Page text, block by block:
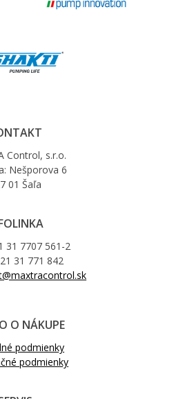
Control, s.r.o.
Nešporova 6
01 Šaľa
31 7707 561-2
31 771 842
O NÁKUPE
podmienky
podmienky